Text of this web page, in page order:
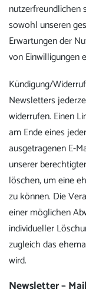
nutzerfreundlichen
sowohl unseren
Erwartungen der
von Einwilligungen
Kündigung/
Newsletters
widerrufen. Einen
am Ende eines
ausgetragenen E-
unserer
löschen, um eine
zu können. Die
einer möglichen
individueller
zugleich das
wird.
Newsletter –